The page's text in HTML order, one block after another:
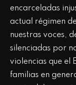
encarceladas
actual régimen
nuestras voces,
silenciadas por
violencias que el
familias en